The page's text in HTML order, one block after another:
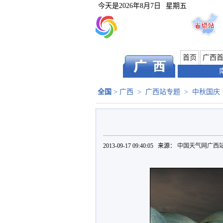
今天是2026年8月7日 星期五
首页
广西
全国 > 广西 > 广西站专题 > 中秋国庆
2013-09-17 09:40:05 来源： 中国天气网广西